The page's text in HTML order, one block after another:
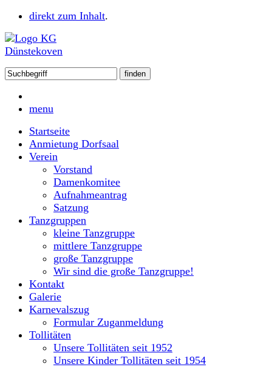
direkt zum Inhalt.
menu
Startseite
Anmietung Dorfsaal
Verein
Vorstand
Damenkomitee
Aufnahmeantrag
Satzung
Tanzgruppen
kleine Tanzgruppe
mittlere Tanzgruppe
große Tanzgruppe
Wir sind die große Tanzgruppe!
Kontakt
Galerie
Karnevalszug
Formular Zuganmeldung
Tollitäten
Unsere Tollitäten seit 1952
Unsere Kinder Tollitäten seit 1954